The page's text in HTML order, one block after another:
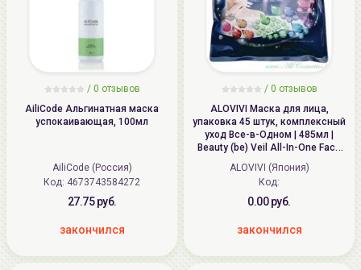
/ 0 отзывов
AiliCode Альгинатная маска
успокаивающая, 100мл
AiliCode (Россия)
Код: 4673743584272
27.75 руб.
закончился
/ 0 отзывов
ALOVIVI Маска для лица,
упаковка 45 штук, комплексный
уход Все-в-Одном | 485мл |
Beauty (be) Veil All-In-One Face
Mask
ALOVIVI (Япония)
Код:
0.00 руб.
закончился